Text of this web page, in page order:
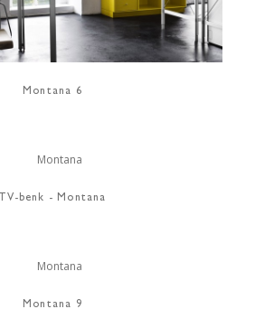
Montana 6
TV-benk - Montana
Montana 9